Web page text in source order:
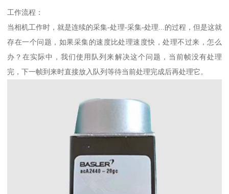
工作流程：
当相机工作时，就是连续的采集-处理-采集-处理...的过程，但是这就
存在一个问题，如果采集的速度比处理速度快，处理不过来，怎么
办？在实际中，我们使用队列来解决这个问题，当前帧没有处理
完，下一帧到来时直接放入队列等待当前处理完成后再处理它。